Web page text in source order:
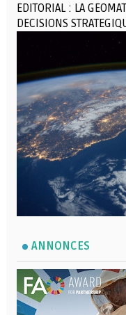
EDITORIAL : LA
DECISIONS
ANNONCES